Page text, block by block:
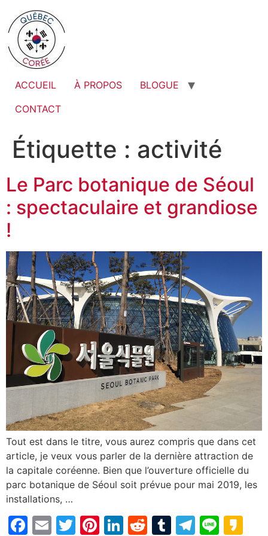
ACCUEIL À PROPOS
BLOGUE
CONTACT
Étiquette : activité
Le Parc botanique de Séoul
: spectaculaire et grandiose
!
Tout est dans le titre, vous aurez compris que dans cet
article, je veux vous parler de la dernière attraction de
la capitale coréenne. Bien que l’ouverture officielle du
parc botanique de Séoul soit prévue pour mai 2019, les
installations, …
Facebook
EmailTwitter
Pinterest
LinkedIn
Reddit
TumblrLine